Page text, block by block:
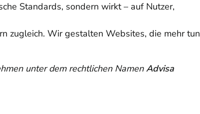
Standards, sondern wirkt – auf Nutzer,
zugleich. Wir gestalten Websites, die mehr tun
unter dem rechtlichen NamenAdvisa